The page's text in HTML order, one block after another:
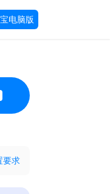
电脑版
要求